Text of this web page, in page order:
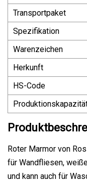
Transportpaket
Spezifikation
Warenzeichen
Herkunft
HS-Code
Roter Marmor von
für Wandfliesen,
und kann auch für